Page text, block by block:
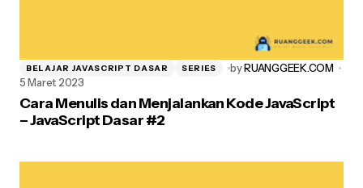
BELAJAR JAVASCRIPT DASAR SERIES byRUANGGEEK.COM
5 Maret 2023
Cara Menulis dan Menjalankan Kode JavaScript
– JavaScript Dasar #2